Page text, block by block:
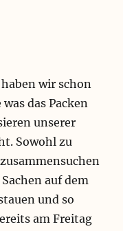
wir schon
das Packen
unserer
Sowohl zu
auf dem
und so
am Freitag